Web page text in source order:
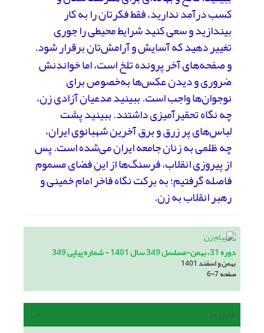
کسب درآمد ندارید، فقط فکرتان را به کار
بیندازید و سعی کنید شرایط محیطی را جوری
تغییر دهید که آسایش و آرامش‌تان برقرار شود.
و صفحه‌های آخر پرونده تلخ است، اما خواندنش
ضروری و دیدن عکس‌ها به‌خصوص برای
نوجوان‌ها واجب است. ببینید مدعیان آزادی زن،
چه نگاه تحقیرآمیزی داشتند. ببینید پشت
لباس‌های پر زرق و برق آخرین شهبانوی ایران،
چه ظلمی به زنان جامعه ایران می‌شده است. پس
از پیروزی انقلاب، فرسنگ‌ها از این فضای مسموم
فاصله گرفتیم؛ به برکت نگاه فاخر امام خمینی و
رهبر انقلاب به زن.
دوره 31، بهمن-مسلسل 349 سال 1401 - شماره پیاپی 349
بهمن و اسفند 1401
صفحه6-7
فایل ها